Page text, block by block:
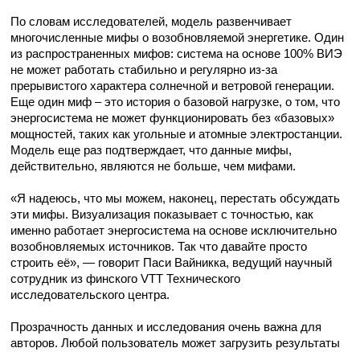
По словам исследователей, модель развенчивает
многочисленные мифы о возобновляемой энергетике. Один
из распространенных мифов: система на основе 100% ВИЭ
не может работать стабильно и регулярно из-за
прерывистого характера солнечной и ветровой генерации.
Еще один миф – это история о базовой нагрузке, о том, что
энергосистема не может функционировать без «базовых»
мощностей, таких как угольные и атомные электростанции.
Модель еще раз подтверждает, что данные мифы,
действительно, являются не больше, чем мифами.
«Я надеюсь, что мы можем, наконец, перестать обсуждать
эти мифы. Визуализация показывает с точностью, как
именно работает энергосистема на основе исключительно
возобновляемых источников. Так что давайте просто
строить её», — говорит Паси Вайникка, ведущий научный
сотрудник из финского VTT Технического
исследовательского центра.
Прозрачность данных и исследования очень важна для
авторов. Любой пользователь может загрузить результаты